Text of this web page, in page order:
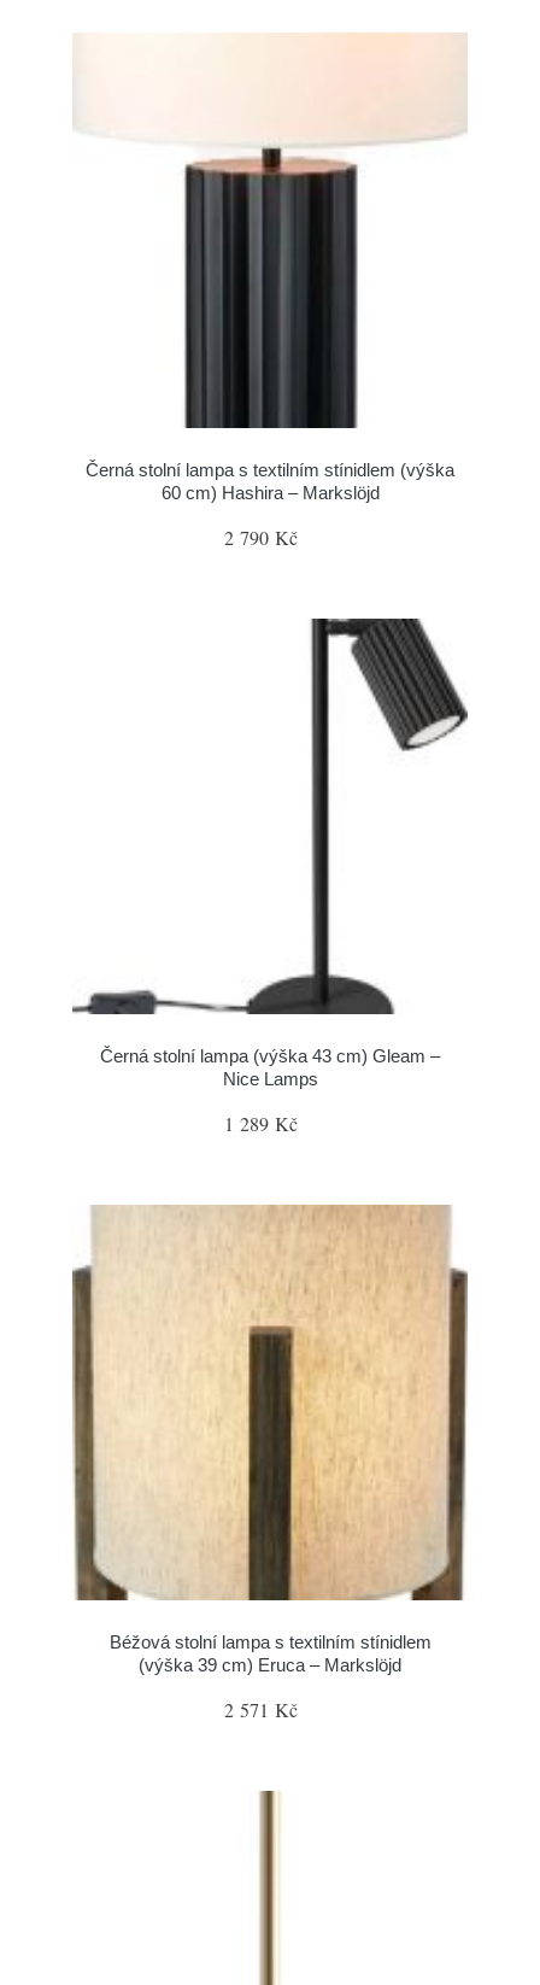
Černá stolní lampa s textilním stínidlem (výška
60 cm) Hashira – Markslöjd
2 790 Kč
Černá stolní lampa (výška 43 cm) Gleam –
Nice Lamps
1 289 Kč
Béžová stolní lampa s textilním stínidlem
(výška 39 cm) Eruca – Markslöjd
2 571 Kč